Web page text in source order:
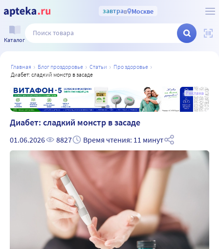
завтрав Москве
Каталог
главная блог проздоровье статьи
про здоровье
диабет: сладкий монстр в засаде
Реклама
Диабет: сладкий монстр в засаде
01.06.2026 8827 Время чтения: 11 минут